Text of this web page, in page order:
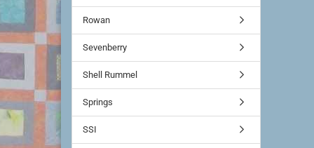
Rowan
Sevenberry
Shell Rummel
Springs
SSI